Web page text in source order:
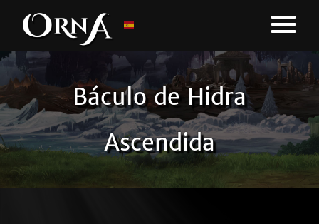
Báculo de Hidra
Ascendida